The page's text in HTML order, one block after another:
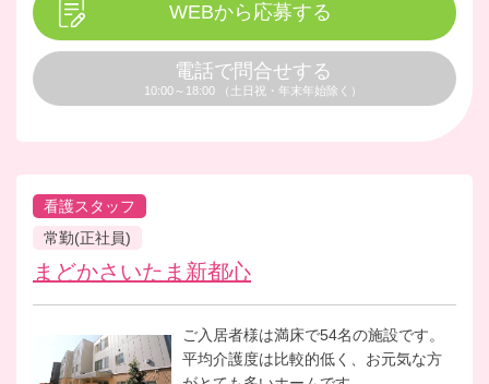
WEBから応募する
電話で問合せする
10:00～18:00 （土日祝・年末年始除く）
看護スタッフ
常勤(正社員)
まどかさいたま新都心
ご入居者様は満床で54名の施設です。
平均介護度は比較的低く、お元気な方